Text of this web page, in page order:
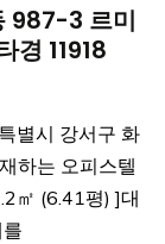
987-3 르미
경 11918
별시 강서구 화
하는 오피스텔
㎡ (6.41평) ]대